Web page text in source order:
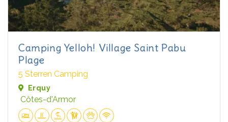
Camping Yelloh! Village Saint Pabu
Plage
5 Sterren Camping
Erquy
Côtes-d'Armor